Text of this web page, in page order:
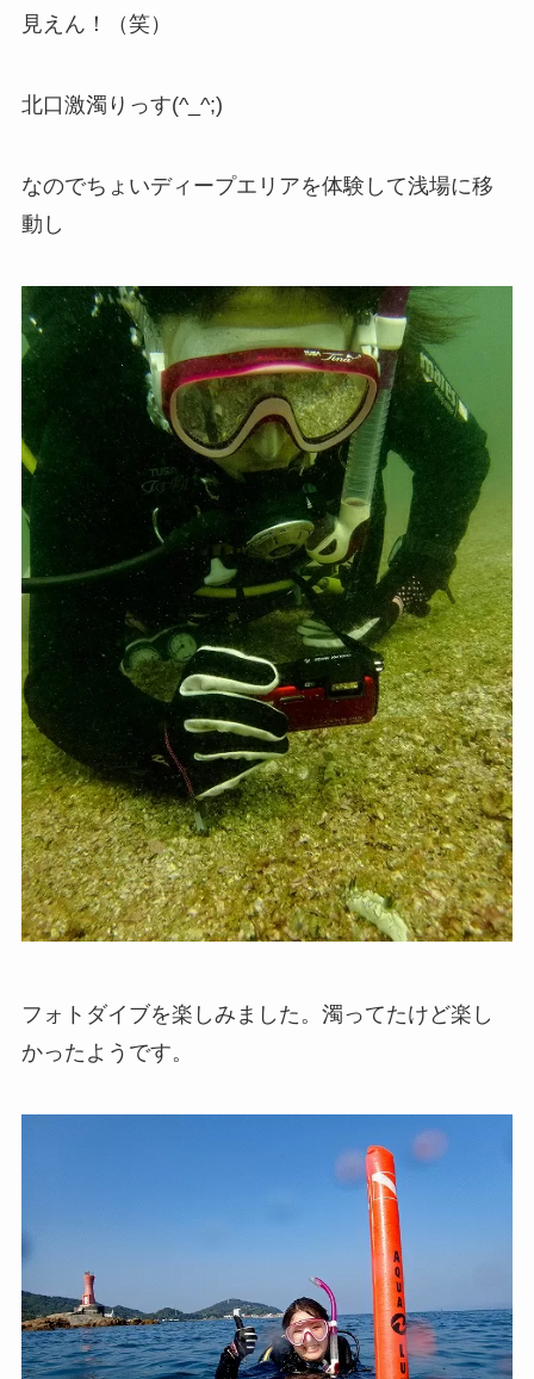
見えん！（笑）
北口激濁りっす(^_^;)
なのでちょいディープエリアを体験して浅場に移
動し
フォトダイブを楽しみました。濁ってたけど楽し
かったようです。